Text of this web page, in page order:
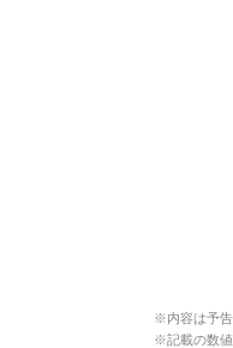
※内容は予
※記載の数